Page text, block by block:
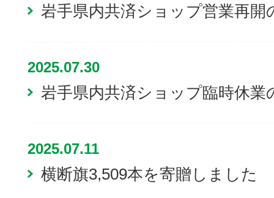
岩手県内共済ショップ営業再開
2025.07.30
岩手県内共済ショップ臨時休業
2025.07.11
横断旗3,509本を寄贈しました